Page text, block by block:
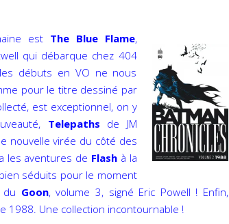
est The Blue Flame,
qui débarque chez 404
les débuts en VO ne nous
pour le titre dessiné par
est exceptionnel, on y
Telepaths de JM
nouvelle virée du côté des
les aventures de Flashà la
séduits pour le moment
Goon, volume 3, signé Eric Powell ! Enfin,
1988. Une collection incontournable !